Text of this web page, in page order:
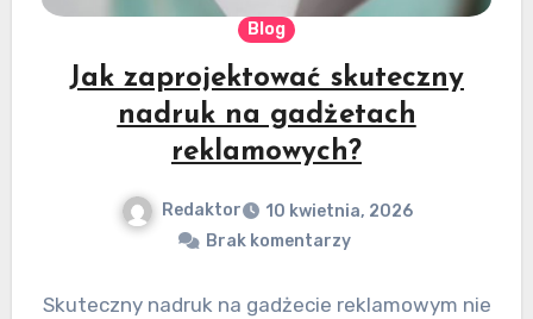
Blog
Jak zaprojektować skuteczny
nadruk na gadżetach
reklamowych?
Redaktor
10 kwietnia, 2026
Brak komentarzy
Skuteczny nadruk na gadżecie reklamowym nie